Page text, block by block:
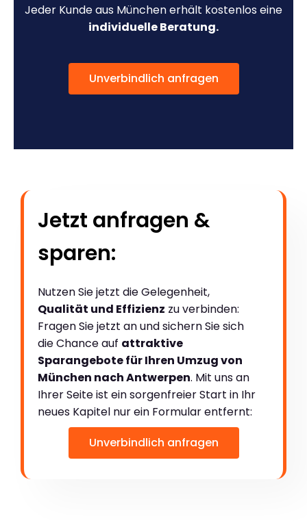
Jeder Kunde aus München erhält kostenlos eine
individuelle Beratung.
Unverbindlich anfragen
Jetzt anfragen &
sparen:
Nutzen Sie jetzt die Gelegenheit,
Qualität und Effizienz zu verbinden:
Fragen Sie jetzt an und sichern Sie sich
die Chance auf attraktive
Sparangebote für Ihren Umzug von
München nach Antwerpen. Mit uns an
Ihrer Seite ist ein sorgenfreier Start in Ihr
neues Kapitel nur ein Formular entfernt:
Unverbindlich anfragen